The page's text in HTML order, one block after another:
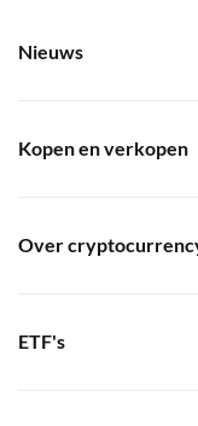
Nieuws
Kopen en verkopen
Over
ETF's